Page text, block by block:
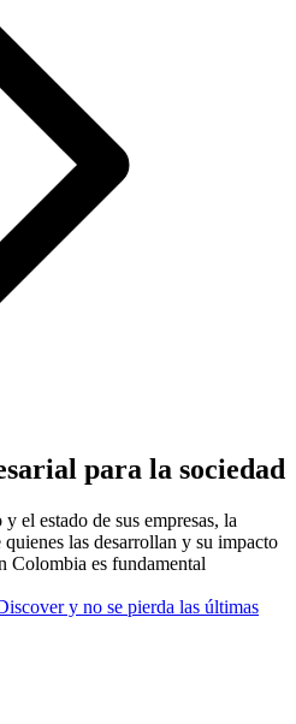
para la sociedad
el estado de sus empresas, la
las desarrollan y su impacto
Colombia es fundamental
y no se pierda las últimas